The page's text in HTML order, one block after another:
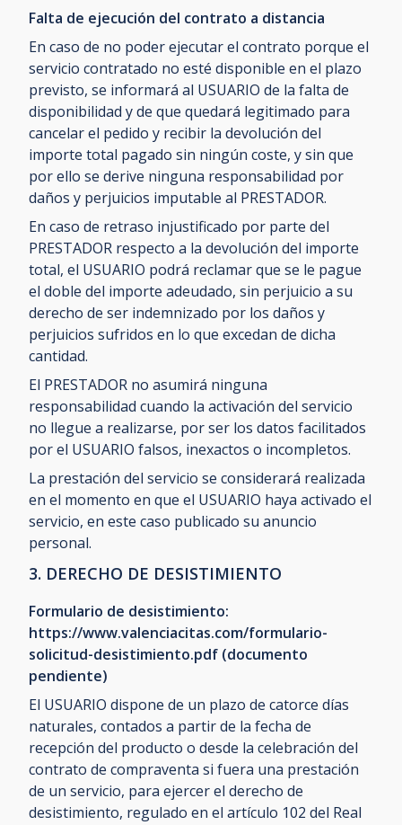
Falta de ejecución del contrato a distancia
En caso de no poder ejecutar el contrato porque el
servicio contratado no esté disponible en el plazo
previsto, se informará al USUARIO de la falta de
disponibilidad y de que quedará legitimado para
cancelar el pedido y recibir la devolución del
importe total pagado sin ningún coste, y sin que
por ello se derive ninguna responsabilidad por
daños y perjuicios imputable al PRESTADOR.
En caso de retraso injustificado por parte del
PRESTADOR respecto a la devolución del importe
total, el USUARIO podrá reclamar que se le pague
el doble del importe adeudado, sin perjuicio a su
derecho de ser indemnizado por los daños y
perjuicios sufridos en lo que excedan de dicha
cantidad.
El PRESTADOR no asumirá ninguna
responsabilidad cuando la activación del servicio
no llegue a realizarse, por ser los datos facilitados
por el USUARIO falsos, inexactos o incompletos.
La prestación del servicio se considerará realizada
en el momento en que el USUARIO haya activado el
servicio, en este caso publicado su anuncio
personal.
3. DERECHO DE DESISTIMIENTO
Formulario de desistimiento:
https://www.valenciacitas.com/formulario-
solicitud-desistimiento.pdf (documento
pendiente)
El USUARIO dispone de un plazo de catorce días
naturales, contados a partir de la fecha de
recepción del producto o desde la celebración del
contrato de compraventa si fuera una prestación
de un servicio, para ejercer el derecho de
desistimiento, regulado en el artículo 102 del Real